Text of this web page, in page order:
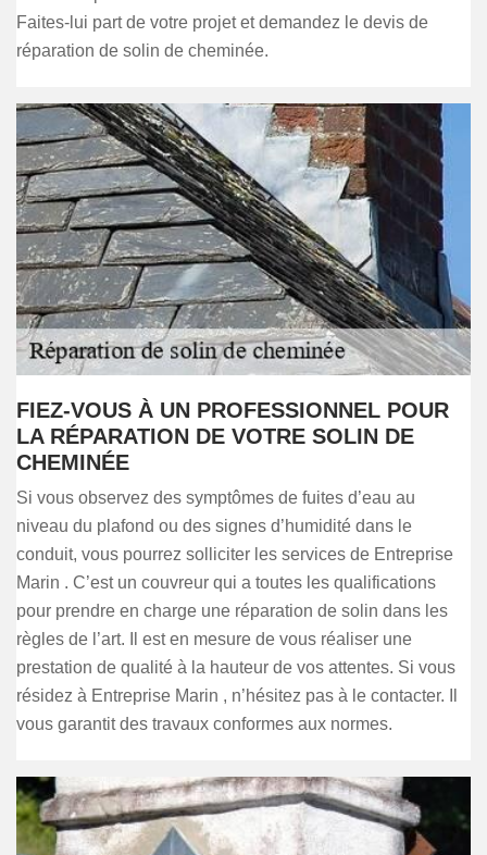
Faites-lui part de votre projet et demandez le devis de
réparation de solin de cheminée.
FIEZ-VOUS À UN PROFESSIONNEL POUR
LA RÉPARATION DE VOTRE SOLIN DE
CHEMINÉE
Si vous observez des symptômes de fuites d’eau au
niveau du plafond ou des signes d’humidité dans le
conduit, vous pourrez solliciter les services de Entreprise
Marin . C’est un couvreur qui a toutes les qualifications
pour prendre en charge une réparation de solin dans les
règles de l’art. Il est en mesure de vous réaliser une
prestation de qualité à la hauteur de vos attentes. Si vous
résidez à Entreprise Marin , n’hésitez pas à le contacter. Il
vous garantit des travaux conformes aux normes.